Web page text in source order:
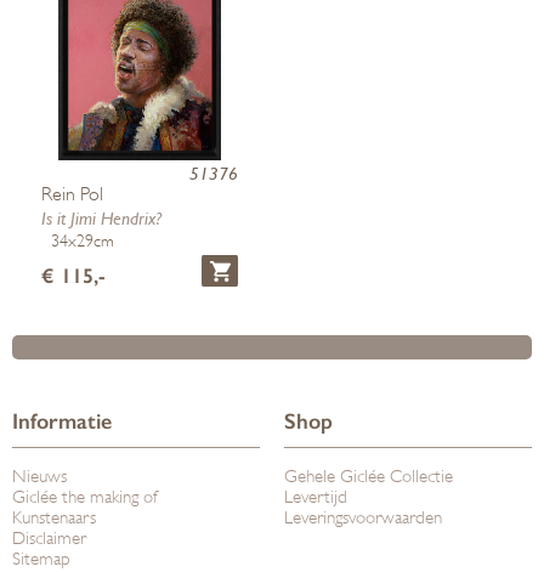
51376
Rein Pol
Is it Jimi Hendrix?
34x29cm
€ 115,-
Informatie
Nieuws
Giclée the making of
Kunstenaars
Disclaimer
Sitemap
Shop
Gehele Giclée Collectie
Levertijd
Leveringsvoorwaarden